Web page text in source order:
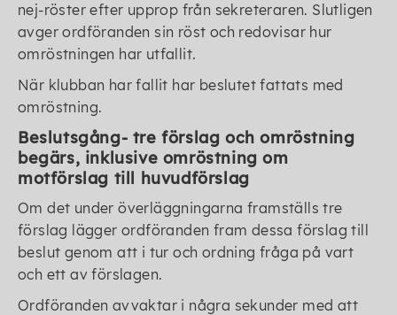
nej-röster efter upprop från sekreteraren. Slutligen
avger ordföranden sin röst och redovisar hur
omröstningen har utfallit.
När klubban har fallit har beslutet fattats med
omröstning.
Beslutsgång- tre förslag och omröstning
begärs, inklusive omröstning om
motförslag till huvudförslag
Om det under överläggningarna framställs tre
förslag lägger ordföranden fram dessa förslag till
beslut genom att i tur och ordning fråga på vart
och ett av förslagen.
Ordföranden avvaktar i några sekunder med att